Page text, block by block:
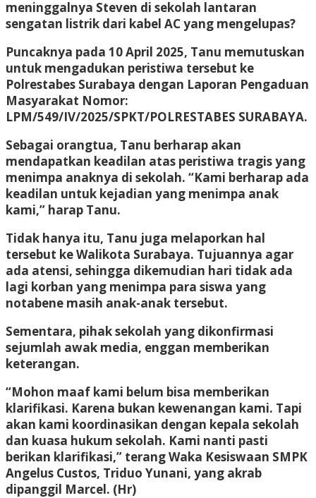
meninggalnya Steven di sekolah lantaran
sengatan listrik dari kabel AC yang mengelupas?
Puncaknya pada 10 April 2025, Tanu memutuskan
untuk mengadukan peristiwa tersebut ke
Polrestabes Surabaya dengan Laporan Pengaduan
Masyarakat Nomor:
LPM/549/IV/2025/SPKT/POLRESTABES SURABAYA.
Sebagai orangtua, Tanu berharap akan
mendapatkan keadilan atas peristiwa tragis yang
menimpa anaknya di sekolah. “Kami berharap ada
keadilan untuk kejadian yang menimpa anak
kami,” harap Tanu.
Tidak hanya itu, Tanu juga melaporkan hal
tersebut ke Walikota Surabaya. Tujuannya agar
ada atensi, sehingga dikemudian hari tidak ada
lagi korban yang menimpa para siswa yang
notabene masih anak-anak tersebut.
Sementara, pihak sekolah yang dikonfirmasi
sejumlah awak media, enggan memberikan
keterangan.
“Mohon maaf kami belum bisa memberikan
klarifikasi. Karena bukan kewenangan kami. Tapi
akan kami koordinasikan dengan kepala sekolah
dan kuasa hukum sekolah. Kami nanti pasti
berikan klarifikasi,” terang Waka Kesiswaan SMPK
Angelus Custos, Triduo Yunani, yang akrab
dipanggil Marcel. (Hr)